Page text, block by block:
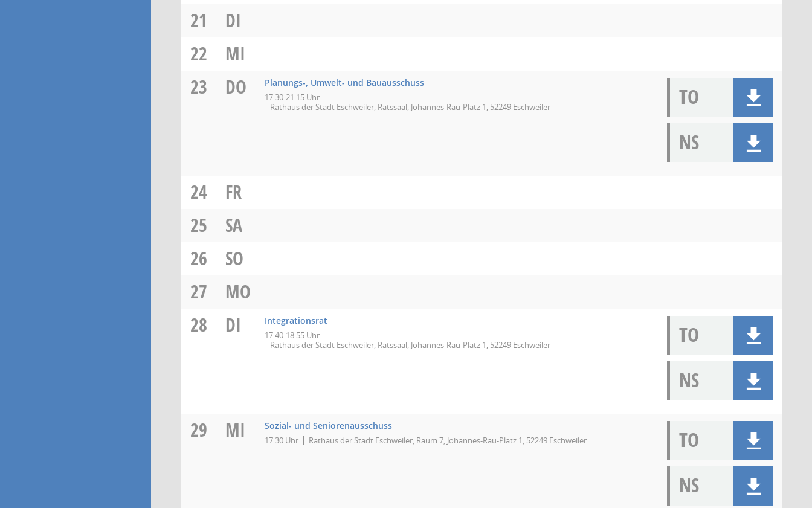
21
DI
22
MI
23
DO Planungs-, Umwelt- und Bauausschuss
17:30-21:15 Uhr
Rathaus der Stadt Eschweiler, Ratssaal, Johannes-Rau-Platz 1, 52249 Eschweiler
TO
NS
24
FR
25
SA
26
SO
27
MO
28
DI Integrationsrat
17:40-18:55 Uhr
Rathaus der Stadt Eschweiler, Ratssaal, Johannes-Rau-Platz 1, 52249 Eschweiler
TO
NS
29 MI Sozial- und Seniorenausschuss
17:30 Uhr Rathaus der Stadt Eschweiler, Raum 7, Johannes-Rau-Platz 1, 52249 Eschweiler
TO
NS